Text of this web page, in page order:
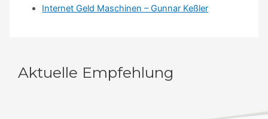
Internet Geld Maschinen – Gunnar Keßler
Aktuelle Empfehlung